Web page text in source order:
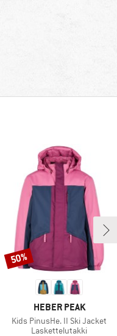
MERKKI
HEBER PEAK
Tuote
Kids PinusHe. II Ski Jacket
Tuoteryhmä
Laskettelutakki
Alennus
50%